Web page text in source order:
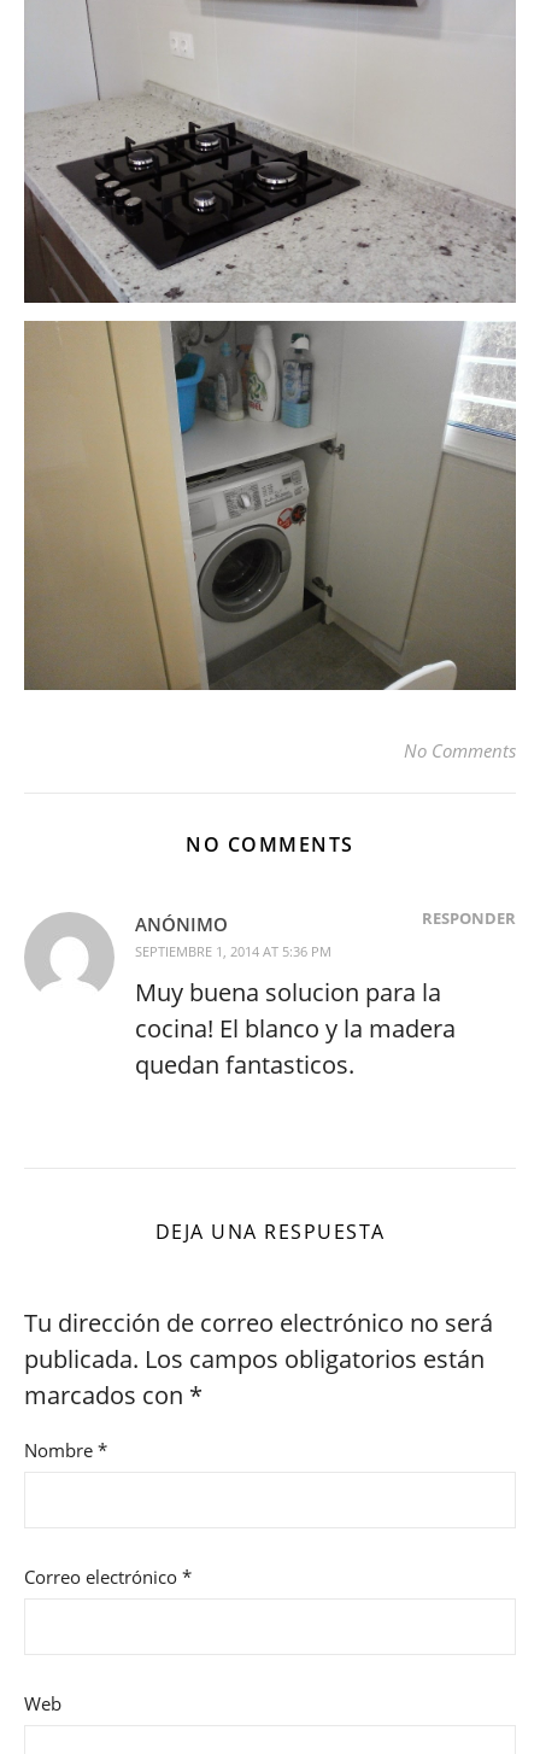
No Comments
NO COMMENTS
ANÓNIMO
SEPTIEMBRE 1, 2014 AT 5:36 PM
RESPONDER
Muy buena solucion para la
cocina! El blanco y la madera
quedan fantasticos.
DEJA UNA RESPUESTA
Tu dirección de correo electrónico no será
publicada. Los campos obligatorios están
marcados con *
Nombre *
Correo electrónico *
Web